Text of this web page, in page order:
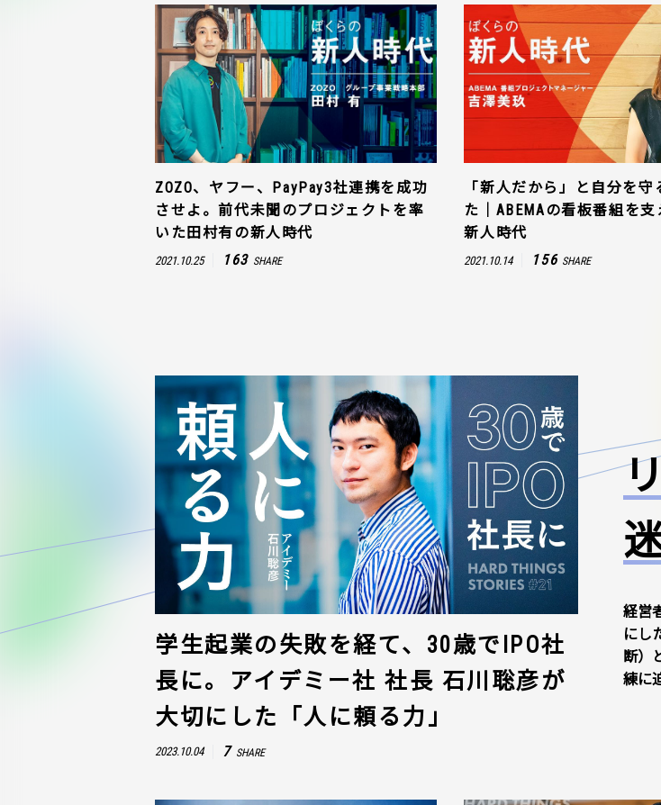
ZOZO、ヤフー、PayPay3社連携を成功
させよ。前代未聞のプロジェクトを率
いた田村有の新人時代
2021.10.25 163 SHARE
「新人だから」と自分を守
た｜ABEMAの看板番組を
新人時代
2021.10.14 156 SHARE
経営
にし
断）
練に
学生起業の失敗を経て、30歳でIPO社
長に。アイデミー社 社長 石川聡彦が
大切にした「人に頼る力」
2023.10.04 7 SHARE